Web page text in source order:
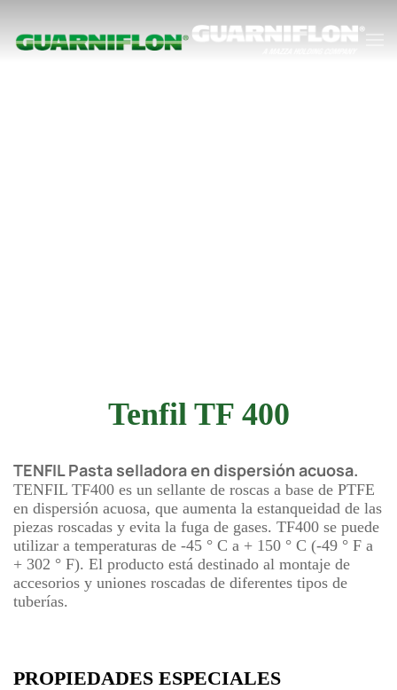
Skip to main content
Tenfil TF 400
TENFIL Pasta selladora en dispersión acuosa.
TENFIL TF400 es un sellante de roscas a base de PTFE
en dispersión acuosa, que aumenta la estanqueidad de las
piezas roscadas y evita la fuga de gases. TF400 se puede
utilizar a temperaturas de -45 ° C a + 150 ° C (-49 ° F a
+ 302 ° F). El producto está destinado al montaje de
accesorios y uniones roscadas de diferentes tipos de
tuberías.
PROPIEDADES ESPECIALES